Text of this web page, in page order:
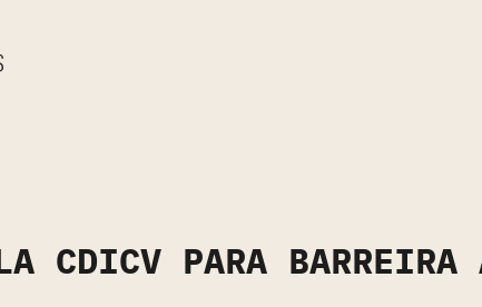
CDICV PARA BARREIRA